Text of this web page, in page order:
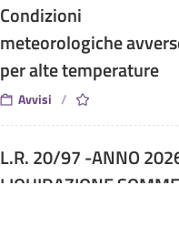
Condizioni
meteorologiche
per alte temperature
Avvisi
L.R. 20/97 -ANNO
LIQUIDAZIONE SOMME